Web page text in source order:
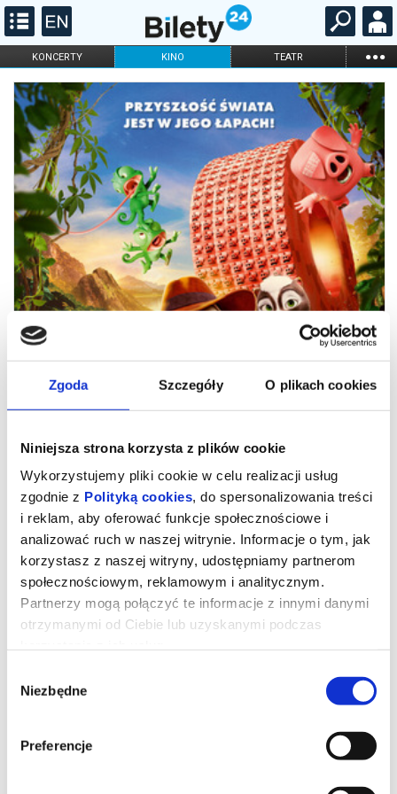
Zgoda Szczegóły O plikach cookies
Niniejsza strona korzysta z plików cookie
Wykorzystujemy pliki cookie w celu realizacji usług
zgodnie z Polityką cookies, do spersonalizowania treści
i reklam, aby oferować funkcje społecznościowe i
analizować ruch w naszej witrynie. Informacje o tym, jak
korzystasz z naszej witryny, udostępniamy partnerom
społecznościowym, reklamowym i analitycznym.
Partnerzy mogą połączyć te informacje z innymi danymi
otrzymanymi od Ciebie lub uzyskanymi podczas
zgody
Niezbędne
Preferencje
KONCERTY KINO TEATR ...
FILHARMONIA OPERA I BALET
STAND-UP
DLA DZIECI
ONLINE KARNETY
Kurozając i świątynia Świstaka
Gdy wyjątkowy pół kurczak, pół zając odkrywa, że nie jest sam i
ma siostrę, a cały gatunek kurozająców potrzebuje ratunku,
wyrusza w ryzykowną podróż do legendarnej Świątyni Świstaka.
niebezpieczna droga, przeciwnicy gotowi na wszystko i decyzja,